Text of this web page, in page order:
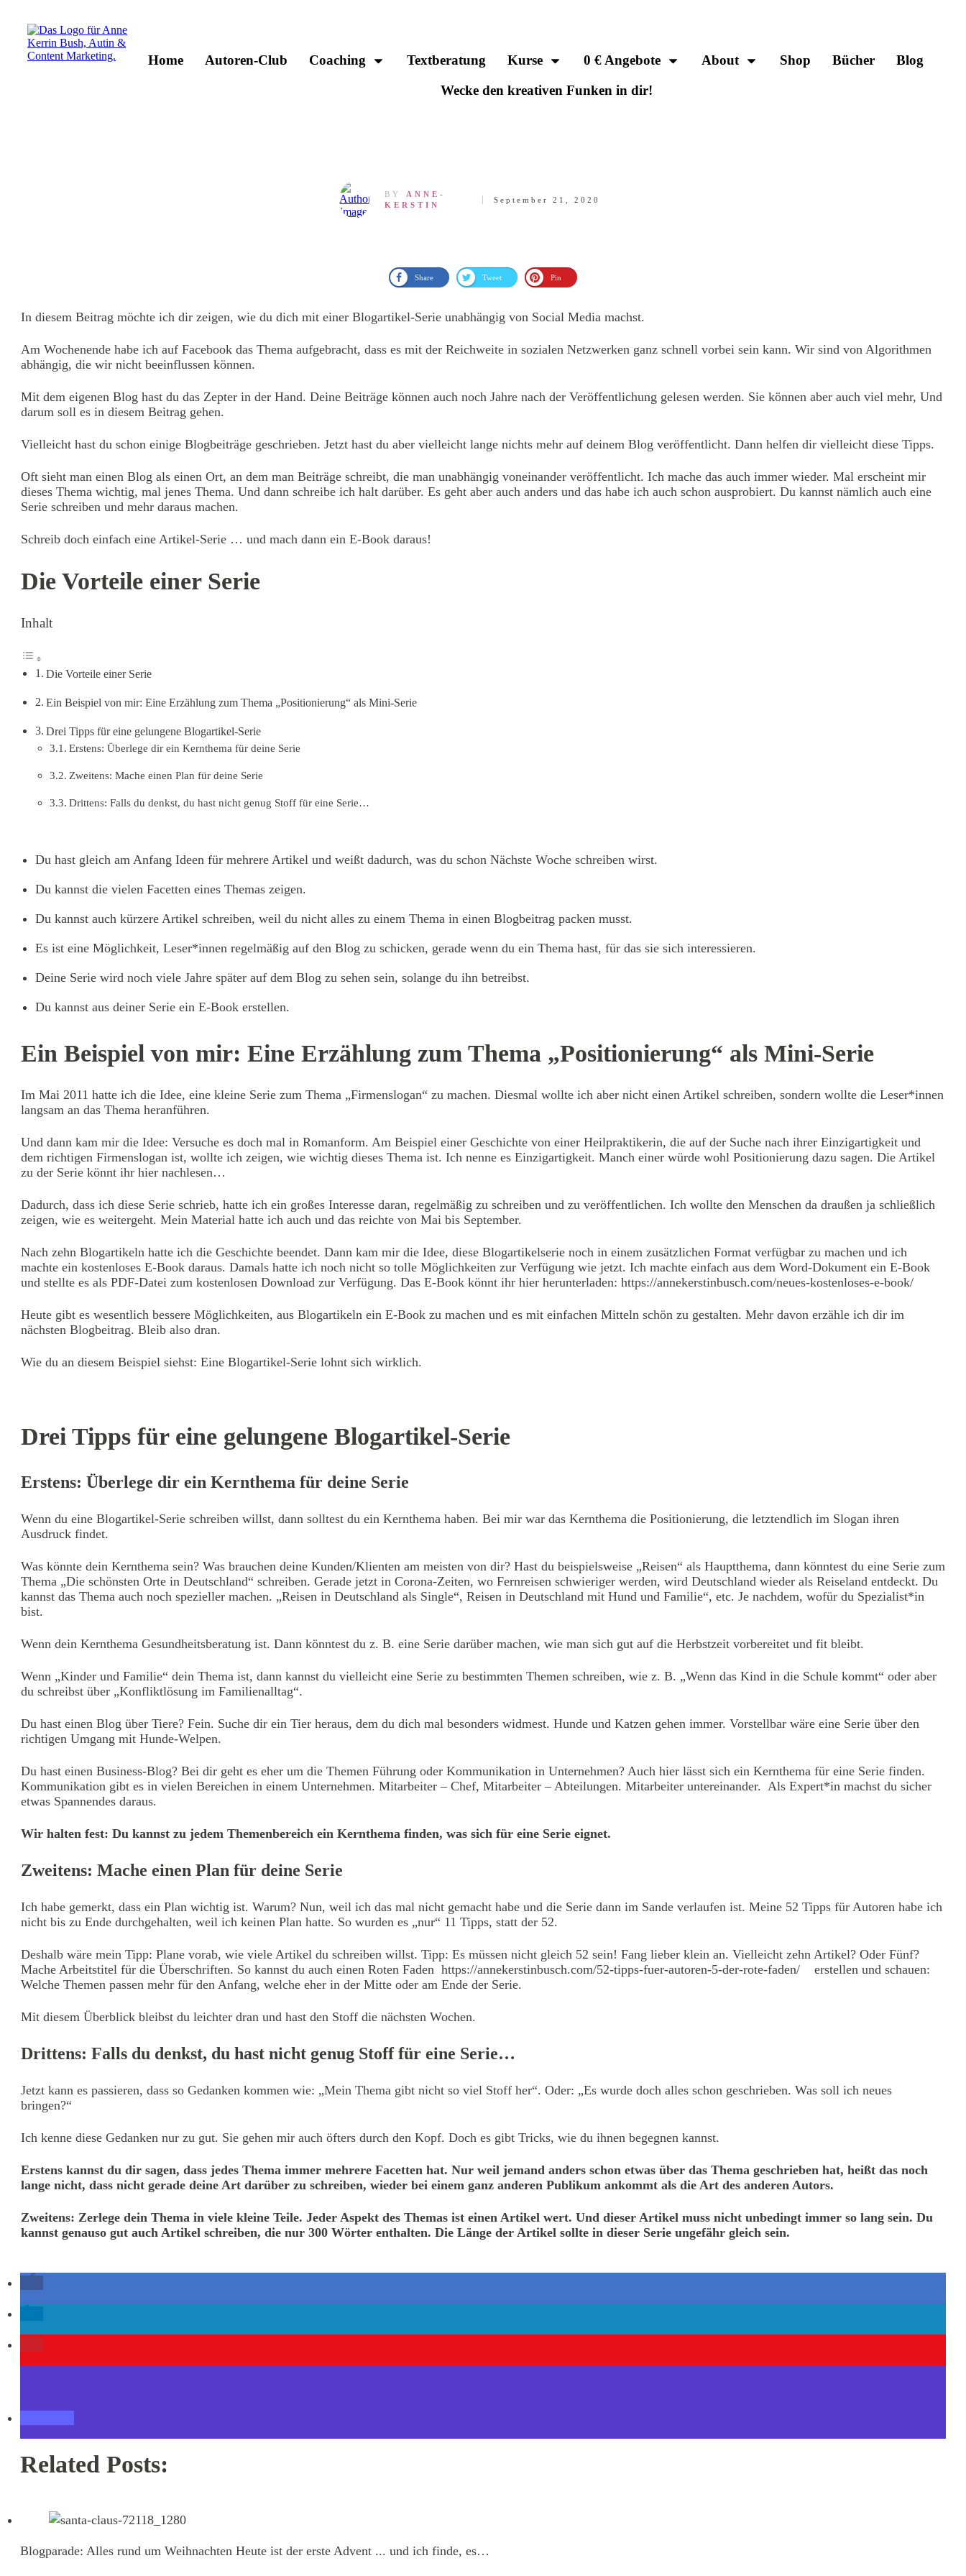
Home Autoren-Club Coaching Textberatung Kurse 0 € Angebote About Shop Bücher
Blog
Wecke den kreativen Funken in dir!
BY ANNE-
KERSTIN
September 21, 2020
Share Tweet Pin
In diesem Beitrag möchte ich dir zeigen, wie du dich mit einer Blogartikel-Serie unabhängig von Social Media machst.
Am Wochenende habe ich auf Facebook das Thema aufgebracht, dass es mit der Reichweite in sozialen Netzwerken ganz schnell vorbei sein kann. Wir sind von Algorithmen
abhängig, die wir nicht beeinflussen können.
Mit dem eigenen Blog hast du das Zepter in der Hand. Deine Beiträge können auch noch Jahre nach der Veröffentlichung gelesen werden. Sie können aber auch viel mehr, Und
darum soll es in diesem Beitrag gehen.
Vielleicht hast du schon einige Blogbeiträge geschrieben. Jetzt hast du aber vielleicht lange nichts mehr auf deinem Blog veröffentlicht. Dann helfen dir vielleicht diese Tipps.
Oft sieht man einen Blog als einen Ort, an dem man Beiträge schreibt, die man unabhängig voneinander veröffentlicht. Ich mache das auch immer wieder. Mal erscheint mir
dieses Thema wichtig, mal jenes Thema. Und dann schreibe ich halt darüber. Es geht aber auch anders und das habe ich auch schon ausprobiert. Du kannst nämlich auch eine
Serie schreiben und mehr daraus machen.
Schreib doch einfach eine Artikel-Serie … und mach dann ein E-Book daraus!
Die Vorteile einer Serie
Inhalt
Die Vorteile einer Serie
Ein Beispiel von mir: Eine Erzählung zum Thema „Positionierung“ als Mini-Serie
Drei Tipps für eine gelungene Blogartikel-Serie
Erstens: Überlege dir ein Kernthema für deine Serie
Zweitens: Mache einen Plan für deine Serie
Drittens: Falls du denkst, du hast nicht genug Stoff für eine Serie…
Du hast gleich am Anfang Ideen für mehrere Artikel und weißt dadurch, was du schon Nächste Woche schreiben wirst.
Du kannst die vielen Facetten eines Themas zeigen.
Du kannst auch kürzere Artikel schreiben, weil du nicht alles zu einem Thema in einen Blogbeitrag packen musst.
Es ist eine Möglichkeit, Leser*innen regelmäßig auf den Blog zu schicken, gerade wenn du ein Thema hast, für das sie sich interessieren.
Deine Serie wird noch viele Jahre später auf dem Blog zu sehen sein, solange du ihn betreibst.
Du kannst aus deiner Serie ein E-Book erstellen.
Ein Beispiel von mir: Eine Erzählung zum Thema „Positionierung“ als Mini-Serie
Im Mai 2011 hatte ich die Idee, eine kleine Serie zum Thema „Firmenslogan“ zu machen. Diesmal wollte ich aber nicht einen Artikel schreiben, sondern wollte die Leser*innen
langsam an das Thema heranführen.
Und dann kam mir die Idee: Versuche es doch mal in Romanform. Am Beispiel einer Geschichte von einer Heilpraktikerin, die auf der Suche nach ihrer Einzigartigkeit und
dem richtigen Firmenslogan ist, wollte ich zeigen, wie wichtig dieses Thema ist. Ich nenne es Einzigartigkeit. Manch einer würde wohl Positionierung dazu sagen. Die Artikel
zu der Serie könnt ihr hier nachlesen…
Dadurch, dass ich diese Serie schrieb, hatte ich ein großes Interesse daran, regelmäßig zu schreiben und zu veröffentlichen. Ich wollte den Menschen da draußen ja schließlich
zeigen, wie es weitergeht. Mein Material hatte ich auch und das reichte von Mai bis September.
Nach zehn Blogartikeln hatte ich die Geschichte beendet. Dann kam mir die Idee, diese Blogartikelserie noch in einem zusätzlichen Format verfügbar zu machen und ich
machte ein kostenloses E-Book daraus. Damals hatte ich noch nicht so tolle Möglichkeiten zur Verfügung wie jetzt. Ich machte einfach aus dem Word-Dokument ein E-Book
und stellte es als PDF-Datei zum kostenlosen Download zur Verfügung. Das E-Book könnt ihr hier herunterladen: https://annekerstinbusch.com/neues-kostenloses-e-book/
Heute gibt es wesentlich bessere Möglichkeiten, aus Blogartikeln ein E-Book zu machen und es mit einfachen Mitteln schön zu gestalten. Mehr davon erzähle ich dir im
nächsten Blogbeitrag. Bleib also dran.
Wie du an diesem Beispiel siehst: Eine Blogartikel-Serie lohnt sich wirklich.
Drei Tipps für eine gelungene Blogartikel-Serie
Erstens: Überlege dir ein Kernthema für deine Serie
Wenn du eine Blogartikel-Serie schreiben willst, dann solltest du ein Kernthema haben. Bei mir war das Kernthema die Positionierung, die letztendlich im Slogan ihren
Ausdruck findet.
Was könnte dein Kernthema sein? Was brauchen deine Kunden/Klienten am meisten von dir? Hast du beispielsweise „Reisen“ als Hauptthema, dann könntest du eine Serie zum
Thema „Die schönsten Orte in Deutschland“ schreiben. Gerade jetzt in Corona-Zeiten, wo Fernreisen schwieriger werden, wird Deutschland wieder als Reiseland entdeckt. Du
kannst das Thema auch noch spezieller machen. „Reisen in Deutschland als Single“, Reisen in Deutschland mit Hund und Familie“, etc. Je nachdem, wofür du Spezialist*in
bist.
Wenn dein Kernthema Gesundheitsberatung ist. Dann könntest du z. B. eine Serie darüber machen, wie man sich gut auf die Herbstzeit vorbereitet und fit bleibt.
Wenn „Kinder und Familie“ dein Thema ist, dann kannst du vielleicht eine Serie zu bestimmten Themen schreiben, wie z. B. „Wenn das Kind in die Schule kommt“ oder aber
du schreibst über „Konfliktlösung im Familienalltag“.
Du hast einen Blog über Tiere? Fein. Suche dir ein Tier heraus, dem du dich mal besonders widmest. Hunde und Katzen gehen immer. Vorstellbar wäre eine Serie über den
richtigen Umgang mit Hunde-Welpen.
Du hast einen Business-Blog? Bei dir geht es eher um die Themen Führung oder Kommunikation in Unternehmen? Auch hier lässt sich ein Kernthema für eine Serie finden.
Kommunikation gibt es in vielen Bereichen in einem Unternehmen. Mitarbeiter – Chef, Mitarbeiter – Abteilungen. Mitarbeiter untereinander. Als Expert*in machst du sicher
etwas Spannendes daraus.
Wir halten fest: Du kannst zu jedem Themenbereich ein Kernthema finden, was sich für eine Serie eignet.
Zweitens: Mache einen Plan für deine Serie
Ich habe gemerkt, dass ein Plan wichtig ist. Warum? Nun, weil ich das mal nicht gemacht habe und die Serie dann im Sande verlaufen ist. Meine 52 Tipps für Autoren habe ich
nicht bis zu Ende durchgehalten, weil ich keinen Plan hatte. So wurden es „nur“ 11 Tipps, statt der 52.
Deshalb wäre mein Tipp: Plane vorab, wie viele Artikel du schreiben willst. Tipp: Es müssen nicht gleich 52 sein! Fang lieber klein an. Vielleicht zehn Artikel? Oder Fünf?
Mache Arbeitstitel für die Überschriften. So kannst du auch einen Roten Faden https://annekerstinbusch.com/52-tipps-fuer-autoren-5-der-rote-faden/ erstellen und schauen:
Welche Themen passen mehr für den Anfang, welche eher in der Mitte oder am Ende der Serie.
Mit diesem Überblick bleibst du leichter dran und hast den Stoff die nächsten Wochen.
Drittens: Falls du denkst, du hast nicht genug Stoff für eine Serie…
Jetzt kann es passieren, dass so Gedanken kommen wie: „Mein Thema gibt nicht so viel Stoff her“. Oder: „Es wurde doch alles schon geschrieben. Was soll ich neues
bringen?“
Ich kenne diese Gedanken nur zu gut. Sie gehen mir auch öfters durch den Kopf. Doch es gibt Tricks, wie du ihnen begegnen kannst.
Erstens kannst du dir sagen, dass jedes Thema immer mehrere Facetten hat. Nur weil jemand anders schon etwas über das Thema geschrieben hat, heißt das noch
lange nicht, dass nicht gerade deine Art darüber zu schreiben, wieder bei einem ganz anderen Publikum ankommt als die Art des anderen Autors.
Zweitens: Zerlege dein Thema in viele kleine Teile. Jeder Aspekt des Themas ist einen Artikel wert. Und dieser Artikel muss nicht unbedingt immer so lang sein. Du
kannst genauso gut auch Artikel schreiben, die nur 300 Wörter enthalten. Die Länge der Artikel sollte in dieser Serie ungefähr gleich sein.
Related Posts:
Blogparade: Alles rund um Weihnachten Heute ist der erste Advent ... und ich finde, es…